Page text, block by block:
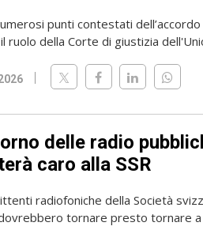
punti contestati dell’accordo
ruolo della Corte di giustizia
delle radio
caro alla SSR
radiofoniche della Società
dovrebbero tornare presto tornare